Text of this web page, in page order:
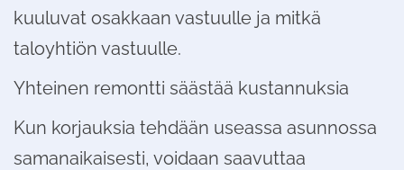
kuuluvat osakkaan vastuulle ja mitkä
taloyhtiön vastuulle.
Yhteinen remontti säästää kustannuksia
Kun korjauksia tehdään useassa asunnossa
samanaikaisesti, voidaan saavuttaa